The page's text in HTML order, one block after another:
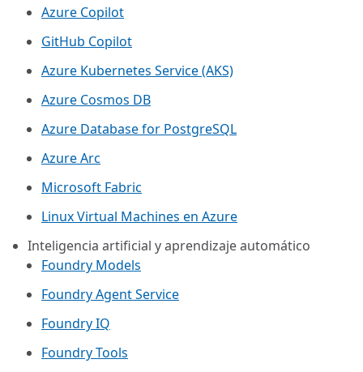
Azure Copilot
GitHub Copilot
Azure Kubernetes Service (AKS)
Azure Cosmos DB
Azure Database for PostgreSQL
Azure Arc​
Microsoft Fabric
Linux Virtual Machines en Azure
Inteligencia artificial y aprendizaje automático
Foundry Models
Foundry Agent Service
Foundry IQ
Foundry Tools